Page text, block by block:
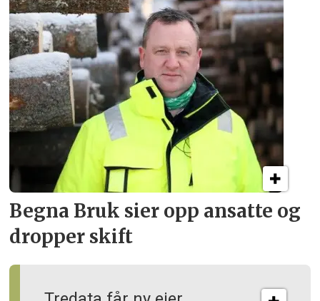
Begna Bruk sier opp ansatte og
dropper skift